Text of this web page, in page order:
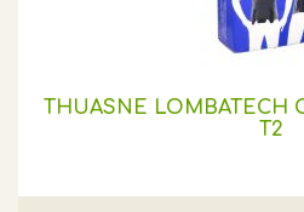
THUASNE LOMBATECH
T2